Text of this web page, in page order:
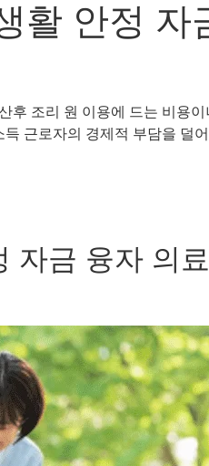
활 안정 자
조리 원 이용에 드는 비용
근로자의 경제적 부담을 덜
자금 융자 의